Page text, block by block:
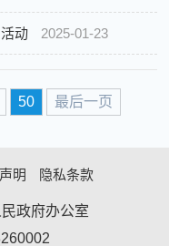
动 2025-01-23
50 最后一页
明 隐私条款
政府办公室